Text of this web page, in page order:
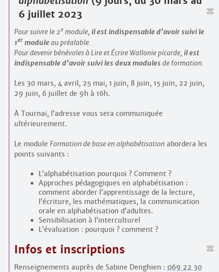
6 juillet 2023
Pour suivre le 2e module, il est indispensable d’avoir suivi le
1er module au préalable.
Pour devenir bénévoles à Lire et Écrire Wallonie picarde, il est
indispensable d’avoir suivi les deux modules de formation.
Les 30 mars, 4 avril, 25 mai, 1 juin, 8 juin, 15 juin, 22 juin,
29 juin, 6 juillet de 9h à 16h.
À Tournai, l’adresse vous sera communiquée
ultérieurement.
Le module Formation de base en alphabétisationabordera les
points suivants :
L’alphabétisation pourquoi ? Comment ?
Approches pédagogiques en alphabétisation :
comment aborder l’apprentissage de la lecture,
l’écriture, les mathématiques, la communication
orale en alphabétisation d’adultes.
Sensibilisation à l’interculturel
L’évaluation : pourquoi ? comment ?
Infos et inscriptions
Renseignements auprès de Sabine Denghien : 069 22 30